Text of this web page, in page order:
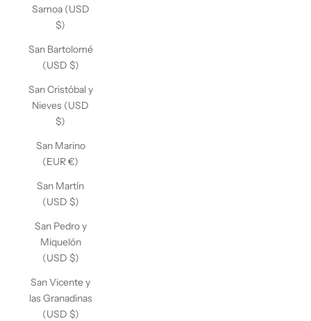
Samoa (USD
$)
San Bartolomé
(USD $)
San Cristóbal y
Nieves (USD
$)
San Marino
(EUR €)
San Martín
(USD $)
San Pedro y
Miquelón
(USD $)
San Vicente y
las Granadinas
(USD $)